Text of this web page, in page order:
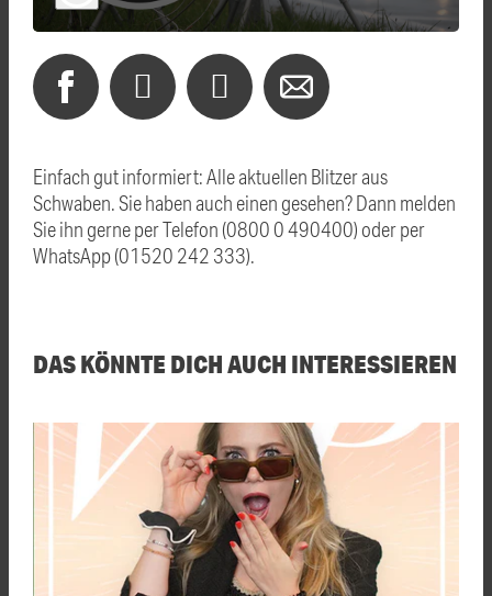
Einfach gut informiert: Alle aktuellen Blitzer aus
Schwaben. Sie haben auch einen gesehen? Dann melden
Sie ihn gerne per Telefon (0800 0 490400) oder per
WhatsApp (01520 242 333).
DAS KÖNNTE DICH AUCH INTERESSIEREN